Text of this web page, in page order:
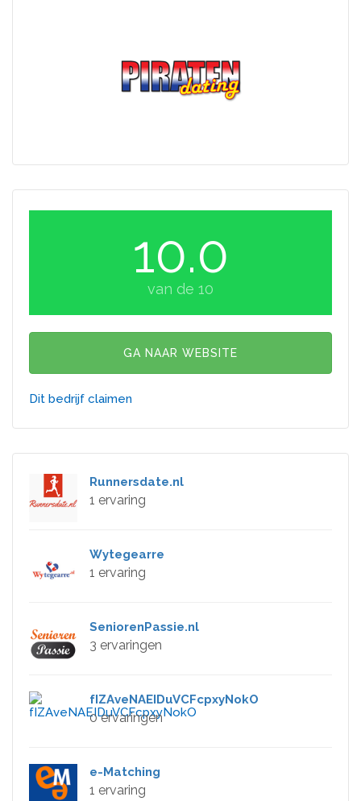
10.0
van de 10
GA NAAR WEBSITE
Dit bedrijf claimen
Runnersdate.nl
1 ervaring
Wytegearre
1 ervaring
SeniorenPassie.nl
3 ervaringen
fIZAveNAEIDuVCFcpxyNokO
0 ervaringen
e-Matching
1 ervaring